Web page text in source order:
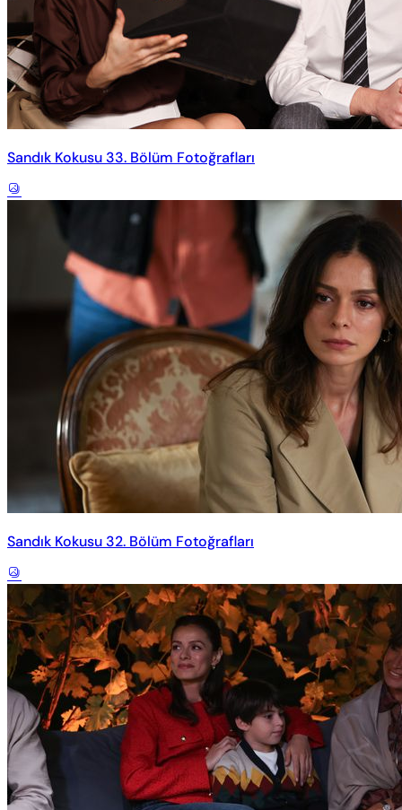
Sandık Kokusu 33. Bölüm Fotoğrafları
Sandık Kokusu 32. Bölüm Fotoğrafları